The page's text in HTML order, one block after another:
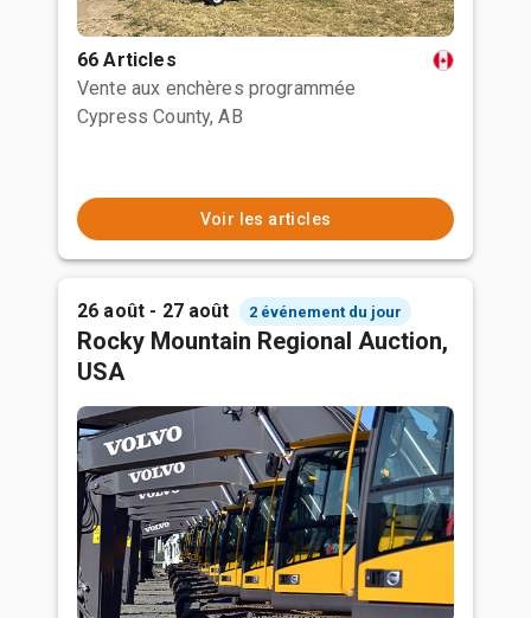
66 Articles
Vente aux enchères programmée
Cypress County, AB
Voir les articles
26 août - 27 août 2 événement du jour
Rocky Mountain Regional Auction,
USA